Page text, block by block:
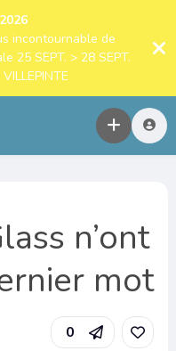
incontournable de
25 SEPT. > 28 SEPT.
n’ont
mot
0